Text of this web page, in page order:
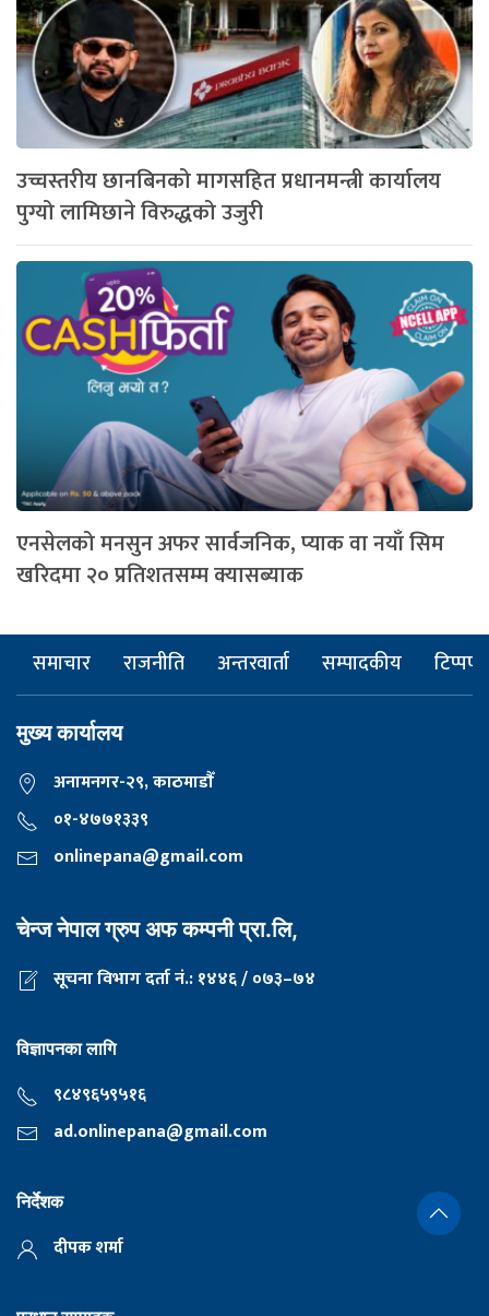
उच्चस्तरीय छानबिनको मागसहित प्रधानमन्त्री कार्यालय
पुग्यो लामिछाने विरुद्धको उजुरी
एनसेलको मनसुन अफर सार्वजनिक, प्याक वा नयाँ सिम
खरिदमा २० प्रतिशतसम्म क्यासब्याक
समाचार राजनीति अन्तरवार्ता सम्पादकीय टिप्पणी
मुख्य कार्यालय
अनामनगर-२९, काठमाडाैँ
०१-४७७१३३९
onlinepana@gmail.com
चेन्ज नेपाल ग्रुप अफ कम्पनी प्रा.लि,
सूचना विभाग दर्ता नं.: १४४६ / ०७३–७४
विज्ञापनका लागि
९८४९६५९५१६
ad.onlinepana@gmail.com
निर्देशक
दीपक शर्मा